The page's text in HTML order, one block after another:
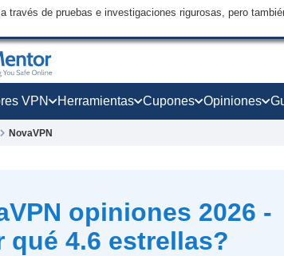
través de pruebas e investigaciones rigurosas, pero
VPN Herramientas Cupones Opiniones
NovaVPN
opiniones 2026 -
qué 4.6 estrellas?